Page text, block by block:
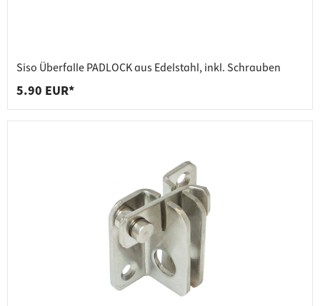
Siso Überfalle PADLOCK aus Edelstahl, inkl. Schrauben
5.90 EUR*